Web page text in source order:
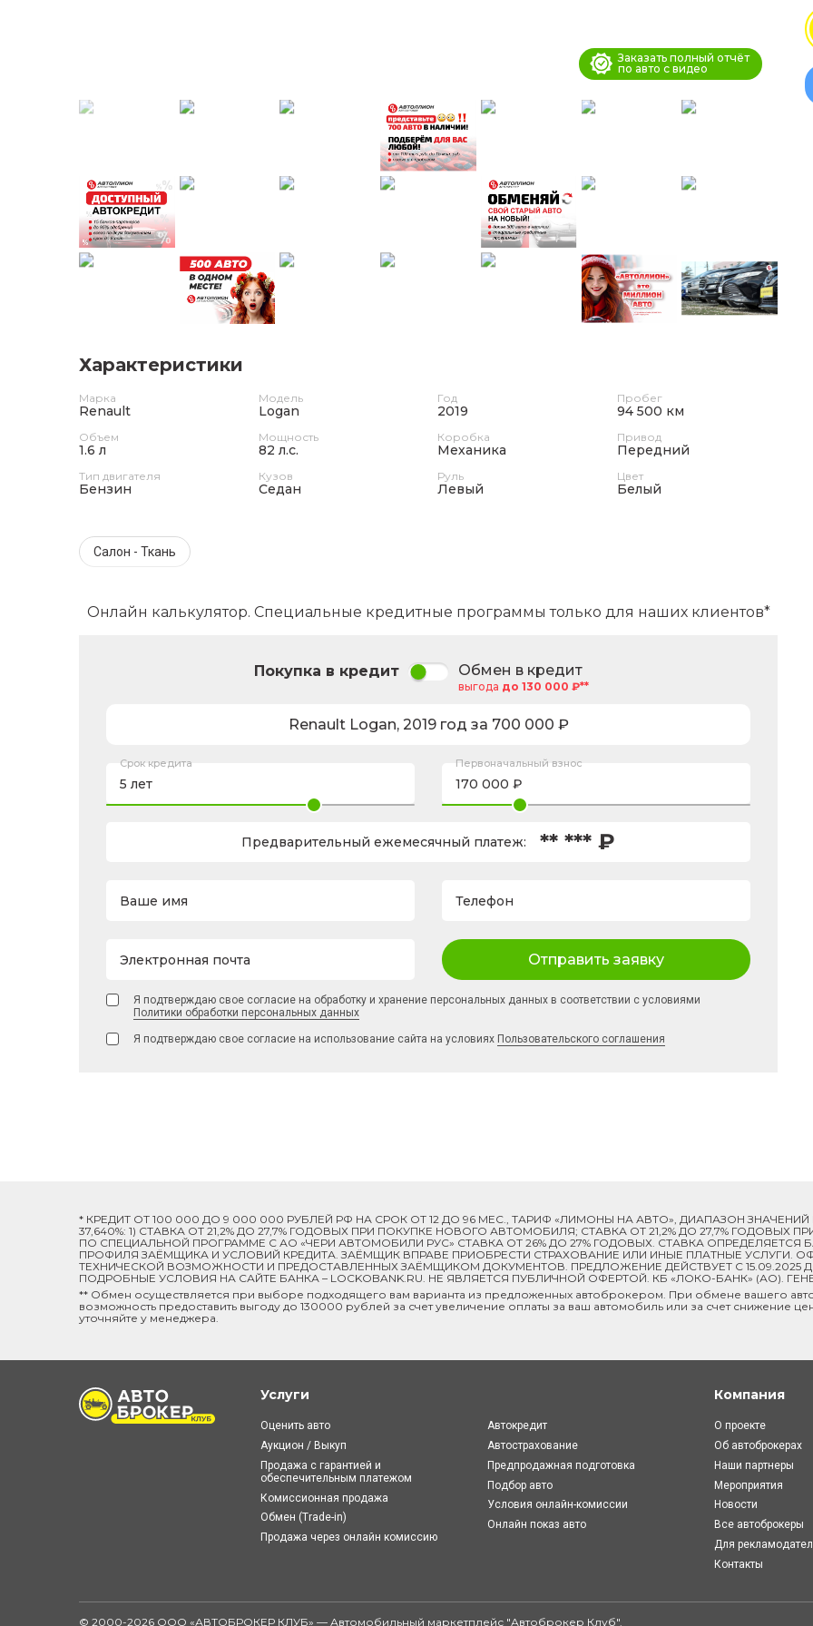
Заказать полный отчёт
по авто с видео
Характеристики
Марка
Renault
Модель
Logan
Год
2019
Пробег
94 500 км
Объем
1.6 л
Мощность
82 л.с.
Коробка
Механика
Привод
Передний
Тип двигателя
Бензин
Кузов
Седан
Руль
Левый
Цвет
Белый
Салон - Ткань
Онлайн калькулятор. Специальные кредитные программы только для наших клиентов*
Покупка в кредит Обмен в кредит
выгода до 130 000 ₽**
Renault Logan, 2019год за 700 000 ₽
Срок кредита Первоначальный взнос
Предварительный ежемесячный платеж: ** *** ₽
Ваше имя Телефон
Электронная почта Отправить заявку
Я подтверждаю свое согласие на обработку и хранение персональных данных в соответствии с условиями
Политики обработки персональных данных
Я подтверждаю свое согласие на использование сайта на условиях Пользовательского соглашения
* КРЕДИТ ОТ 100 000 ДО 9 000 000 РУБЛЕЙ РФ НА СРОК ОТ 12 ДО 96 МЕС., ТАРИФ «ЛИМОНЫ НА АВТО», ДИАПАЗОН
37,640%: 1) СТАВКА ОТ 21,2% ДО 27,7% ГОДОВЫХ ПРИ ПОКУПКЕ НОВОГО АВТОМОБИЛЯ; СТАВКА ОТ 21,2% ДО 27,7%
ПО СПЕЦИАЛЬНОЙ ПРОГРАММЕ C АО «ЧЕРИ АВТОМОБИЛИ РУС» СТАВКА ОТ 26% ДО 27% ГОДОВЫХ. СТАВКА
ПРОФИЛЯ ЗАЁМЩИКА И УСЛОВИЙ КРЕДИТА. ЗАЁМЩИК ВПРАВЕ ПРИОБРЕСТИ СТРАХОВАНИЕ ИЛИ ИНЫЕ ПЛАТНЫЕ УСЛУГИ.
ТЕХНИЧЕСКОЙ ВОЗМОЖНОСТИ И ПРЕДОСТАВЛЕННЫХ ЗАЁМЩИКОМ ДОКУМЕНТОВ. ПРЕДЛОЖЕНИЕ ДЕЙСТВУЕТ С
ПОДРОБНЫЕ УСЛОВИЯ НА САЙТЕ БАНКА – LOCKOBANK.RU. НЕ ЯВЛЯЕТСЯ ПУБЛИЧНОЙ ОФЕРТОЙ. КБ «ЛОКО-БАНК» (АО).
** Обмен осуществляется при выборе подходящего вам варианта из предложенных автоброкером. При обмене вашего
возможность предоставить выгоду до 130000 рублей за счет увеличение оплаты за ваш автомобиль или за счет снижение
уточняйте у менеджера.
Услуги
Оценить авто
Аукцион / Выкуп
Продажа с гарантией и
обеспечительным платежом
Комиссионная продажа
Обмен (Trade-in)
Продажа через онлайн комиссию
Автокредит
Автострахование
Предпродажная подготовка
Подбор авто
Условия онлайн-комиcсии
Онлайн показ авто
Компания
О проекте
Об автоброкерах
Наши партнеры
Мероприятия
Новости
Все автоброкеры
Для
Контакты
© 2000-2026 ООО «АВТОБРОКЕР КЛУБ» — Автомобильный маркетплейс "Автоброкер Клуб".